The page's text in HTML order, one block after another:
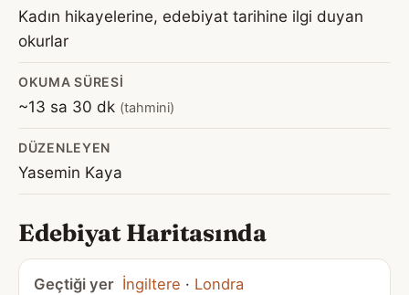
Kadın hikayelerine, edebiyat tarihine ilgi duyan
okurlar
OKUMA SÜRESI
~13 sa 30 dk (tahmini)
DÜZENLEYEN
Yasemin Kaya
Edebiyat Haritasında
Geçtiği yer İngiltere · Londra